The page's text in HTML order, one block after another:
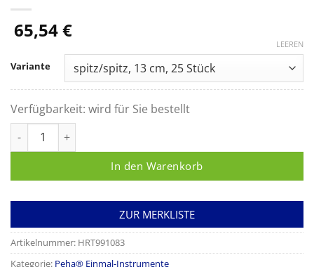
65,54€
Variante
LEEREN
Verfügbarkeit: wird für Sie bestellt
Peha-instrument Chirurgische Schere gerade Menge
In den Warenkorb
ZUR MERKLISTE
Artikelnummer: HRT991083
Kategorie: Peha® Einmal-Instrumente